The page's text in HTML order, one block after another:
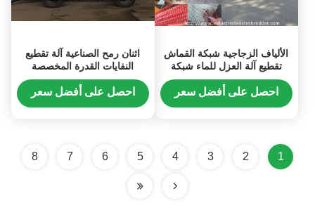
الألياف الزجاجية شبكة القماش
تقطيع آلة العزل للماء شبكة
نسيج كسارة
احصل على أفضل سعر
اثنان رمح الصناعية آلة تقطيع
النفايات القدرة المخصصة
للنفايات الخشب البليت
احصل على أفضل سعر
1
2
3
4
5
6
7
8